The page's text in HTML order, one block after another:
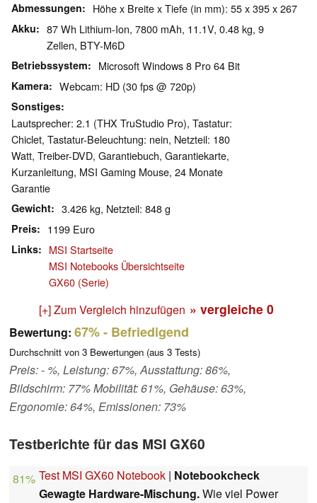
Abmessungen Höhe x Breite x Tiefe (in mm): 55 x 395 x 267
Akku
87 Wh Lithium-Ion, 7800 mAh, 11.1V, 0.48 kg, 9
Zellen, BTY-M6D
Betriebssystem Microsoft Windows 8 Pro 64 Bit
Kamera Webcam: HD (30 fps @ 720p)
Sonstiges
Lautsprecher: 2.1 (THX TruStudio Pro), Tastatur:
Chiclet, Tastatur-Beleuchtung: nein, Netzteil: 180
Watt, Treiber-DVD, Garantiebuch, Garantiekarte,
Kurzanleitung, MSI Gaming Mouse, 24 Monate
Garantie
Gewicht 3.426 kg, Netzteil: 848 g
Preis 1199 Euro
Links
MSI Startseite
MSI Notebooks Übersichtseite
GX60 (Serie)
[+] Zum Vergleich hinzufügen » vergleiche 0
Bewertung: 67%- Befriedigend
Durchschnitt von 3 Bewertungen (aus 3 Tests)
Preis: - %, Leistung: 67%, Ausstattung: 86%,
Bildschirm: 77% Mobilität: 61%, Gehäuse: 63%,
Ergonomie: 64%, Emissionen: 73%
Testberichte für das MSI GX60
81% Test MSI GX60 Notebook | Notebookcheck
Gewagte Hardware-Mischung.Wie viel Power